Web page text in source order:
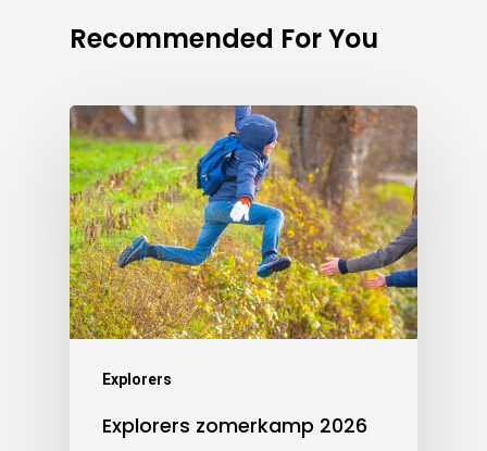
Recommended For You
Explorers
Explorers zomerkamp 2026